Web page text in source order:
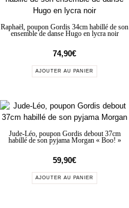
Raphaël, poupon Gordis 34cm habillé de son
ensemble de danse Hugo en lycra noir
74,90€
AJOUTER AU PANIER
Jude-Léo, poupon Gordis debout 37cm
habillé de son pyjama Morgan « Boo! »
59,90€
AJOUTER AU PANIER